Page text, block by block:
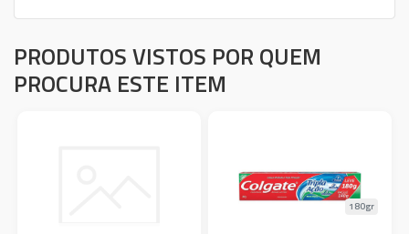
PRODUTOS VISTOS POR QUEM
PROCURA ESTE ITEM
180gr